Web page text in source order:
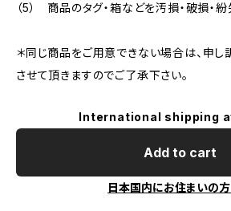
（5） 商品のタグ・箱などを汚損・破損・
＊同じ商品をご用意できない場合は、申し
させて頂きますのでご了承下さい。
International shipping
Add to cart
日本国内にお住まいの